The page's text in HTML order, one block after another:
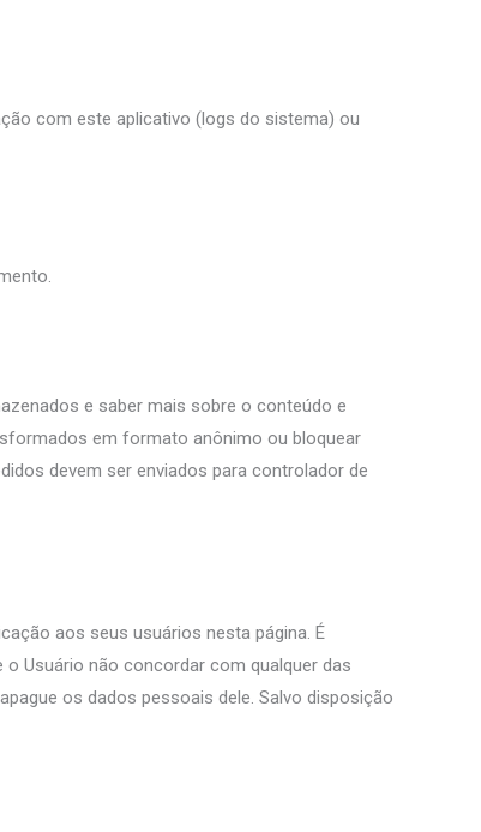
com este aplicativo (logs do sistema) ou
e saber mais sobre o conteúdo e
em formato anônimo ou bloquear
devem ser enviados para controlador de
aos seus usuários nesta página. É
Usuário não concordar com qualquer das
os dados pessoais dele. Salvo disposição